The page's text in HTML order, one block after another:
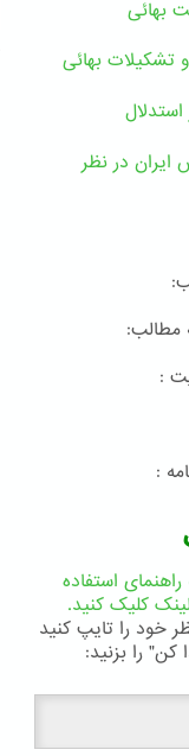
بهائی
تشکیلات بهائی
استدلال
در نظر
مطالب:
:
:
استفاده
کلیک کنید.
خود را تایپ کنید
کن" را بزنید: